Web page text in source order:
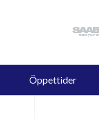
Öppettider